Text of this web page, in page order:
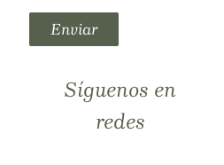
Enviar
Síguenos en
redes